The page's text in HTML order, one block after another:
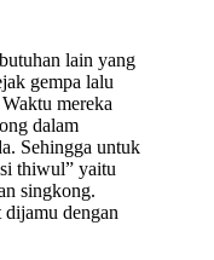
lain yang
gempa lalu
mereka
dalam
Sehingga untuk
thiwul” yaitu
singkong.
dengan